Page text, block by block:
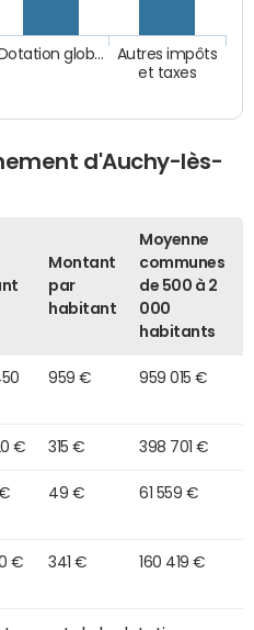
Autres impôts
et taxes
Dotation glob…
d'Auchy-lès-
Montant
par
habitant
Moyenne
communes
de 500 à 2
000
habitants
959 € 959 015 €
€ 315 € 398 701 €
49 € 61 559 €
€ 341 € 160 419 €